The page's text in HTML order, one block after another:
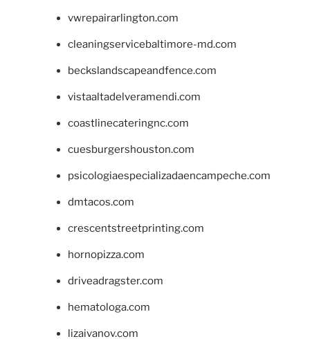
vwrepairarlington.com
cleaningservicebaltimore-md.com
beckslandscapeandfence.com
vistaaltadelveramendi.com
coastlinecateringnc.com
cuesburgershouston.com
psicologiaespecializadaencampeche.com
dmtacos.com
crescentstreetprinting.com
hornopizza.com
driveadragster.com
hematologa.com
lizaivanov.com